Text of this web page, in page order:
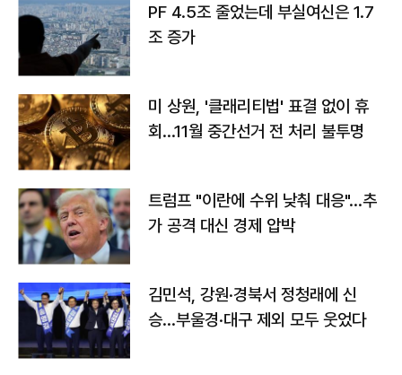
PF 4.5조 줄었는데 부실여신은 1.7
조 증가
미 상원, '클래리티법' 표결 없이 휴
회…11월 중간선거 전 처리 불투명
트럼프 "이란에 수위 낮춰 대응"…추
가 공격 대신 경제 압박
김민석, 강원·경북서 정청래에 신
승…부울경·대구 제외 모두 웃었다